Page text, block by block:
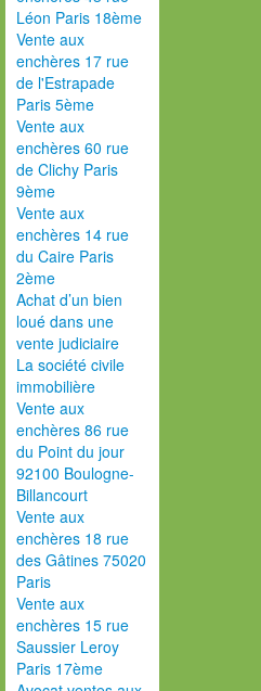
Léon Paris 18ème
Vente aux
enchères 17 rue
de l'Estrapade
Paris 5ème
Vente aux
enchères 60 rue
de Clichy Paris
9ème
Vente aux
enchères 14 rue
du Caire Paris
2ème
Achat d’un bien
loué dans une
vente judiciaire
La société civile
immobilière
Vente aux
enchères 86 rue
du Point du jour
92100 Boulogne-
Billancourt
Vente aux
enchères 18 rue
des Gâtines 75020
Paris
Vente aux
enchères 15 rue
Saussier Leroy
Paris 17ème